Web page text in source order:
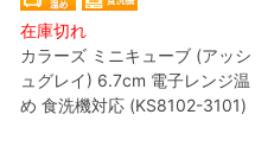
在庫切れ
カラーズ ミニキューブ (アッシ
ュグレイ) 6.7cm 電子レンジ温
め 食洗機対応 (KS8102-3101)